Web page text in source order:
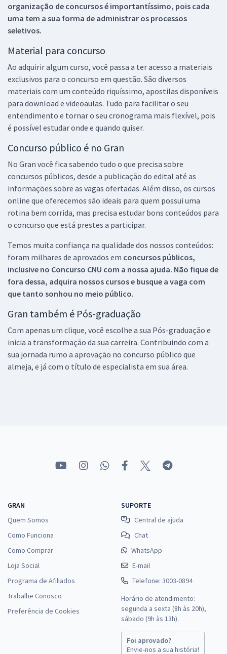
organização de concursos é importantíssimo, pois cada
uma tem a sua forma de administrar os processos
seletivos.
Material para concurso
Ao adquirir algum curso, você passa a ter acesso a materiais
exclusivos para o concurso em questão. São diversos
materiais com um conteúdo riquíssimo, apostilas disponíveis
para download e videoaulas. Tudo para facilitar o seu
entendimento e tornar o seu cronograma mais flexível, pois
é possível estudar onde e quando quiser.
Concurso público é no Gran
No Gran você fica sabendo tudo o que precisa sobre
concursos públicos, desde a publicação do edital até as
informações sobre as vagas ofertadas. Além disso, os cursos
online que oferecemos são ideais para quem possui uma
rotina bem corrida, mas precisa estudar bons conteúdos para
o concurso que está prestes a participar.
Temos muita confiança na qualidade dos nossos conteúdos:
foram milhares de aprovados em concursos públicos,
inclusive no Concurso CNU com a nossa ajuda. Não fique de
fora dessa, adquira nossos cursos e busque a vaga com
que tanto sonhou no meio público.
Gran também é Pós-graduação
Com apenas um clique, você escolhe a sua Pós-graduação e
inicia a transformação da sua carreira. Contribuindo com a
sua jornada rumo a aprovação no concurso público que
almeja, e já com o título de especialista em sua área.
GRAN
Quem Somos
Como Funciona
Como Comprar
Loja Social
Programa de Afiliados
Trabalhe Conosco
Preferência de Cookies
SUPORTE
Central de ajuda
Chat
WhatsApp
E-mail
Telefone: 3003-0894
Horário de atendimento:
segunda a sexta (8h às 20h),
sábado (9h às 13h).
Foi aprovado?
Envie-nos a sua história!